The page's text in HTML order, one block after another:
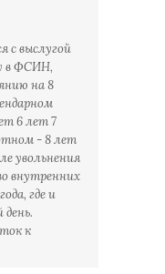
с выслугой
в ФСИН,
на 8
6 лет 7
- 8 лет
увольнения
внутренних
где и
к